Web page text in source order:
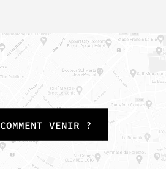
COMMENT VENIR ?